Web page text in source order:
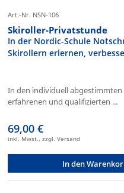
Art.-Nr. NSN-106
Skiroller-Privatstunde
In der Nordic-Schule
Skirollern erlernen,
In den individuell
erfahrenen und qualifizierten ...
69,00 €
inkl. Mwst., zzgl. Versand
In den